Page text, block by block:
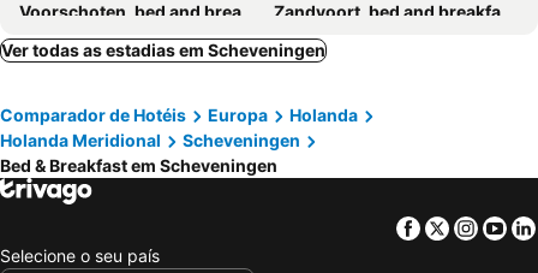
Voorschoten, bed and breakfasts
Zandvoort, bed and breakfasts
Goedereede, bed and breakfasts
Bleiswijk, bed and breakfasts
Beverwijk, bed and breakfasts
Lisse, bed and breakfasts
Strijen, bed and breakfasts
Hoofddorp, bed and breakfasts
Gouda, bed and breakfasts
Nieuwveen, bed and breakfasts
Ouddorp, bed and breakfasts
Ver todas as estadias em Scheveningen
Comparador de Hotéis Europa
Holanda
Holanda Meridional
Scheveningen
Bed & Breakfast em Scheveningen
Facebook
Twitter
Selecione o seu país